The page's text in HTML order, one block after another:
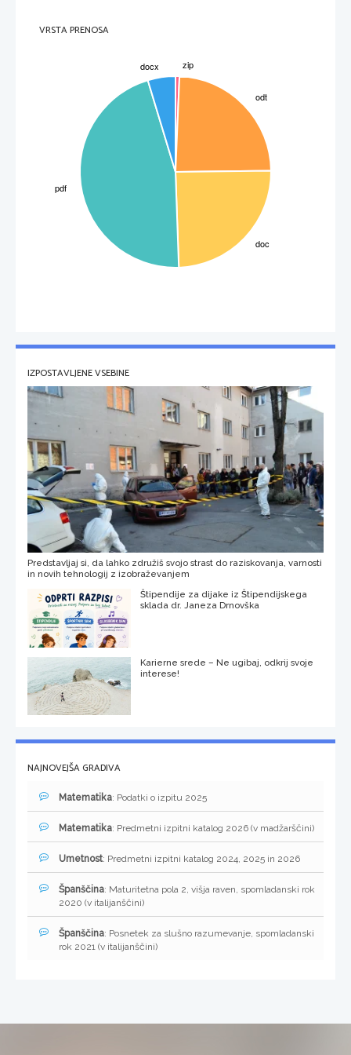
S tem, da živila zamrzujemo, znatno zadržujemo ali popolnoma zaustavimo vse biokemične
in encimatske spremembe v njih ter delovanje vseh mikroorganizmov. Ne smemo pa pozabiti,
VRSTA PRENOSA
IZPOSTAVLJENE VSEBINE
Predstavljaj si, da lahko združiš svojo strast do raziskovanja, varnosti
in novih tehnologij z izobraževanjem
Štipendije za dijake iz Štipendijskega
sklada dr. Janeza Drnovška
Karierne srede – Ne ugibaj, odkrij svoje
interese!
NAJNOVEJŠA GRADIVA
Matematika: Podatki o izpitu 2025
Matematika: Predmetni izpitni katalog 2026 (v madžarščini)
Umetnost: Predmetni izpitni katalog 2024, 2025 in 2026
Španščina: Maturitetna pola 2, višja raven, spomladanski rok
2020 (v italijanščini)
Španščina: Posnetek za slušno razumevanje, spomladanski
rok 2021 (v italijanščini)